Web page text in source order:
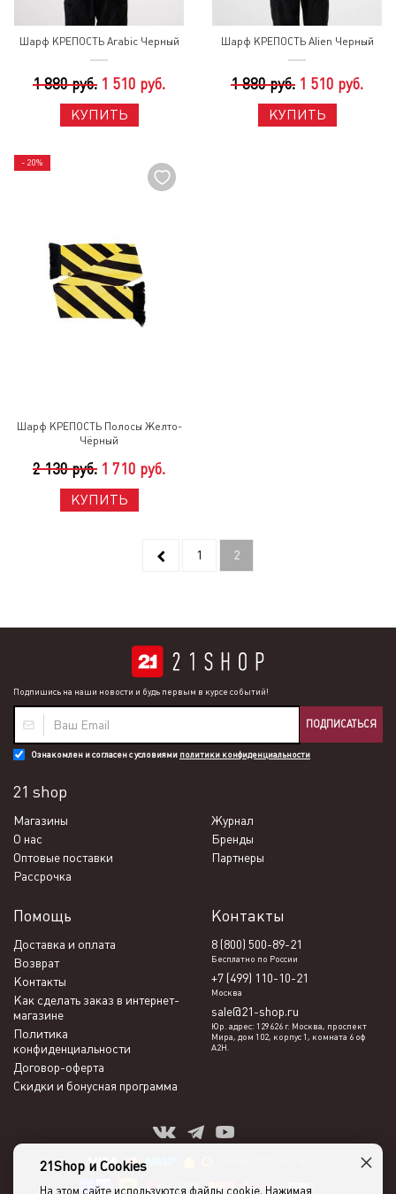
Шарф КРЕПОСТЬ Arabic Черный
1 880 руб. 1 510 руб.
КУПИТЬ
Шарф КРЕПОСТЬ Alien Черный
1 880 руб. 1 510 руб.
КУПИТЬ
- 20%
Шарф КРЕПОСТЬ Полосы Желто-
Чёрный
2 130 руб. 1 710 руб.
КУПИТЬ
1 2
Подпишись на наши новости и будь первым в курсе событий!
ПОДПИСАТЬСЯ
Ознакомлен и согласен с условиями политики конфиденциальности
21 shop
Магазины
Журнал
О нас
Бренды
Оптовые поставки
Партнеры
Рассрочка
Помощь
Доставка и оплата
Возврат
Контакты
Как сделать заказ в интернет-
магазине
Политика
конфиденциальности
Договор-оферта
Скидки и бонусная программа
Контакты
8 (800) 500-89-21
Бесплатно по России
+7 (499) 110-10-21
Москва
sale@21-shop.ru
Юр. адрес: 129626 г. Москва, проспект
Мира, дом 102, корпус 1, комната 6 оф
А2Н.
21Shop и Cookies
На этом сайте используются файлы cookie. Нажимая
×